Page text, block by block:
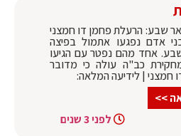
שבע: הרעלת פחמן דו חמצני
18 בני אדם נפגעו אתמול בפיצה
אחד מהם נפטר עם הגיעו
כב"ה עולה כי מדובר
חמצני | לידיעה המלאה:
>>
לפני 3 שנים